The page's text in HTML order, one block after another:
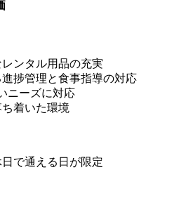
ンタル用品の充実
捗管理と食事指導の対応
ニーズに対応
着いた環境
で通える日が限定